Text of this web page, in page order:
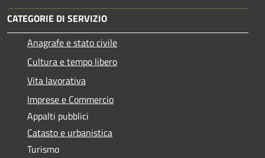
CATEGORIE DI SERVIZIO
Anagrafe e stato civile
Cultura e tempo libero
Vita lavorativa
Imprese e Commercio
Appalti pubblici
Catasto e urbanistica
Turismo